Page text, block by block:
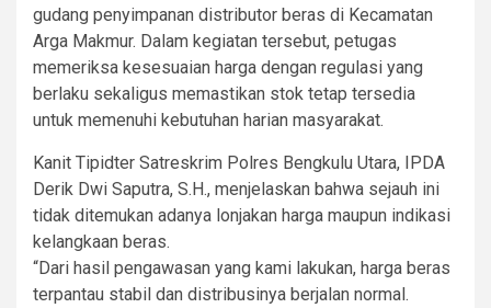
gudang penyimpanan distributor beras di Kecamatan
Arga Makmur. Dalam kegiatan tersebut, petugas
memeriksa kesesuaian harga dengan regulasi yang
berlaku sekaligus memastikan stok tetap tersedia
untuk memenuhi kebutuhan harian masyarakat.
Kanit Tipidter Satreskrim Polres Bengkulu Utara, IPDA
Derik Dwi Saputra, S.H., menjelaskan bahwa sejauh ini
tidak ditemukan adanya lonjakan harga maupun indikasi
kelangkaan beras.
“Dari hasil pengawasan yang kami lakukan, harga beras
terpantau stabil dan distribusinya berjalan normal.